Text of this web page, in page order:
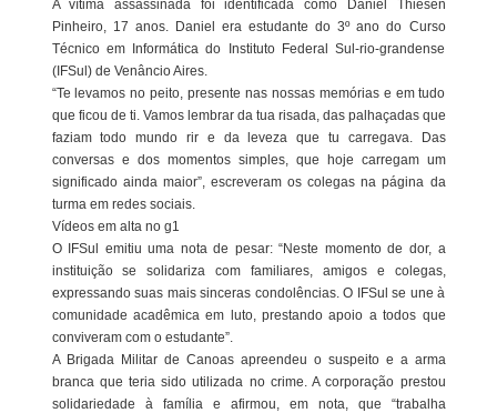
A vítima assassinada foi identificada como Daniel Thiesen
Pinheiro, 17 anos. Daniel era estudante do 3º ano do Curso
Técnico em Informática do Instituto Federal Sul-rio-grandense
(IFSul) de Venâncio Aires.
“Te levamos no peito, presente nas nossas memórias e em tudo
que ficou de ti. Vamos lembrar da tua risada, das palhaçadas que
faziam todo mundo rir e da leveza que tu carregava. Das
conversas e dos momentos simples, que hoje carregam um
significado ainda maior”, escreveram os colegas na página da
turma em redes sociais.
Vídeos em alta no g1
O IFSul emitiu uma nota de pesar: “Neste momento de dor, a
instituição se solidariza com familiares, amigos e colegas,
expressando suas mais sinceras condolências. O IFSul se une à
comunidade acadêmica em luto, prestando apoio a todos que
conviveram com o estudante”.
A Brigada Militar de Canoas apreendeu o suspeito e a arma
branca que teria sido utilizada no crime. A corporação prestou
solidariedade à família e afirmou, em nota, que “trabalha